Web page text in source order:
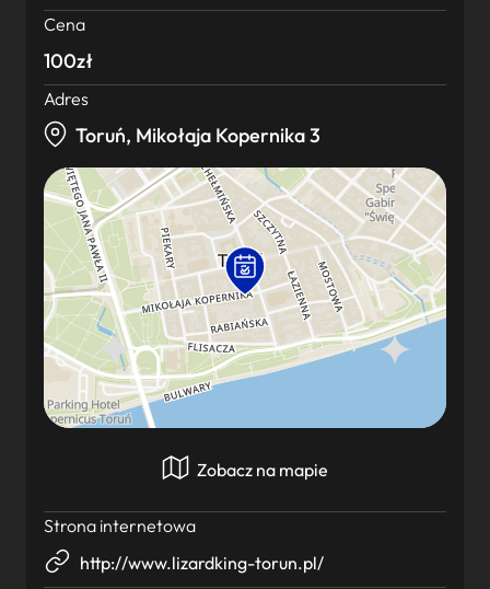
Cena
100zł
Adres
Toruń, Mikołaja Kopernika 3
Zobacz na mapie
Strona internetowa
http://www.lizardking-torun.pl/